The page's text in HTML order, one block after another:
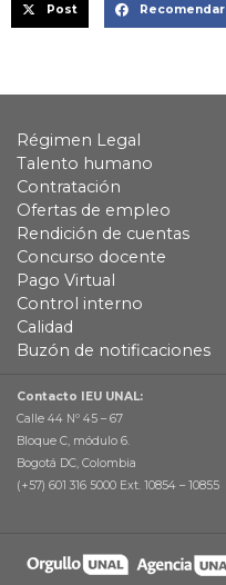
Post Recomendar
Régimen Legal
Talento humano
Contratación
Ofertas de empleo
Rendición de cuentas
Concurso docente
Pago Virtual
Control interno
Calidad
Buzón de notificaciones
Contacto IEU UNAL:
Calle 44 Nº 45 – 67
Bloque C, módulo 6.
Bogotá DC, Colombia
(+57) 601 316 5000 Ext. 10854 – 10855